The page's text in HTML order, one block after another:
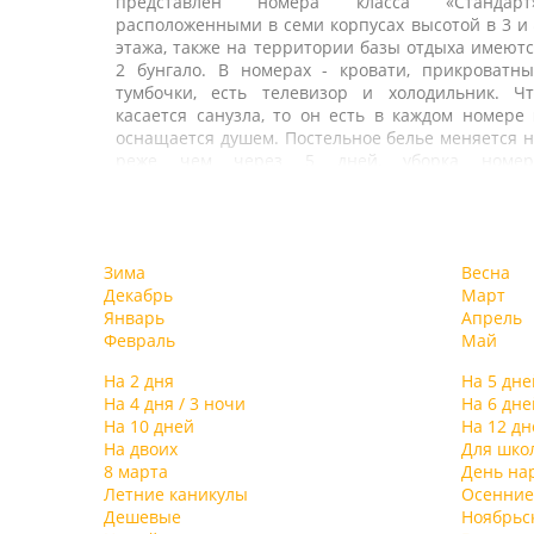
расположенными в семи корпусах высотой в 3 и
этажа, также на территории базы отдыха
2 бунгало. В номерах - кровати,
тумбочки, есть телевизор и холодильник.
касается санузла, то он есть в каждом номере
оснащается душем. Постельное белье меняется
реже чем через 5 дней, уборка номера
сауной. На территории базы отдыха есть открытый
бассейн – им могут бесплатно пользоваться все
гости. Также база отдыха располагает собственным
магазином, в котором можно приобрести как
сувениры, так и продукты. К услугам отдыхающих
открытая парковка, сейфовые ячейки на
регистрации. При желании на базе
арендовать пляжный и спортивный
яхту и прочие водомоторные
средства, заказать авиа и ж\д билеты, такси
экскурсионную поездку. Также на территории
комната для бильярда, проводятся дискотеки
Комплекс базы отдыха «Торнадо»
Новомихайловском рассчитан на
Зима
Декабрь
Январь
Февраль
Весна
Март
Апрель
Май
На 2 дня
На 5
На 4 дня / 3 ночи
На 6
На 10 дней
На 12
На двоих
Для
8 марта
День
Летние каникулы
Дешевые